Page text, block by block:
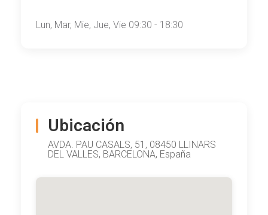
Ubicación
AVDA. PAU CASALS, 51, 08450 LLINARS
DEL VALLES, BARCELONA, España
Lun, Mar, Mie, Jue, Vie 09:30 - 18:30